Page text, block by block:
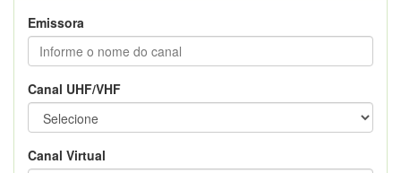
Emissora
Canal UHF/VHF
Canal Virtual